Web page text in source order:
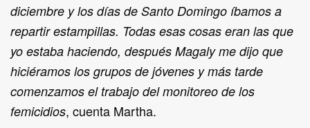
diciembre y los días de Santo Domingo íbamos a
repartir estampillas. Todas esas cosas eran las que
yo estaba haciendo, después Magaly me dijo que
hiciéramos los grupos de jóvenes y más tarde
comenzamos el trabajo del monitoreo de los
femicidios, cuenta Martha.